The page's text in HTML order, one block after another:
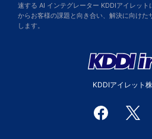
速する AI インテグレーター KDDIアイレッ
からお客様の課題と向き合い、解決に向けた
します。
KDDIアイレット